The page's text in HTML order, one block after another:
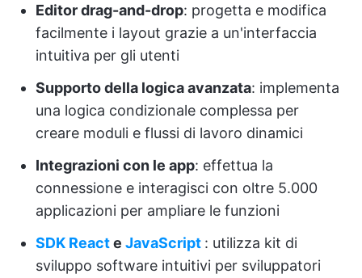
Editor drag-and-drop: progetta e modifica
facilmente i layout grazie a un'interfaccia
intuitiva per gli utenti
Supporto della logica avanzata: implementa
una logica condizionale complessa per
creare moduli e flussi di lavoro dinamici
Integrazioni con le app: effettua la
connessione e interagisci con oltre 5.000
applicazioni per ampliare le funzioni
SDK Reacte JavaScript : utilizza kit di
sviluppo software intuitivi per sviluppatori